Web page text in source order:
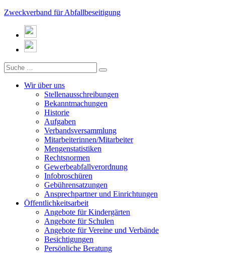
Zweckverband für Abfallbeseitigung
Wir über uns
Stellenausschreibungen
Bekanntmachungen
Historie
Aufgaben
Verbandsversammlung
Mitarbeiterinnen/Mitarbeiter
Mengenstatistiken
Rechtsnormen
Gewerbeabfallverordnung
Infobroschüren
Gebührensatzungen
Ansprechpartner und Einrichtungen
Öffentlichkeitsarbeit
Angebote für Kindergärten
Angebote für Schulen
Angebote für Vereine und Verbände
Besichtigungen
Persönliche Beratung